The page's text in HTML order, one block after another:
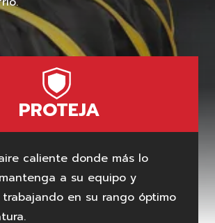
PROTEJA
caliente donde más lo
a su equipo y
en su rango óptimo